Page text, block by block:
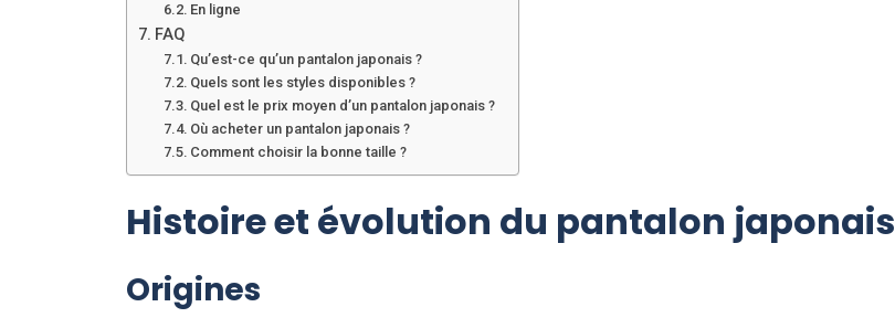
En ligne
FAQ
Qu’est-ce qu’un pantalon japonais ?
Quels sont les styles disponibles ?
Quel est le prix moyen d’un pantalon japonais ?
Où acheter un pantalon japonais ?
Comment choisir la bonne taille ?
Histoire et évolution du pantalon japonais
Origines